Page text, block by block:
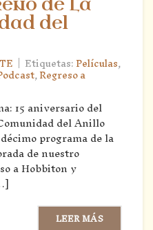
de La
del
| Etiquetas:Películas,
,Regreso a
15 aniversario del
del Anillo
programa de la
de nuestro
a Hobbiton y
LEER MÁS